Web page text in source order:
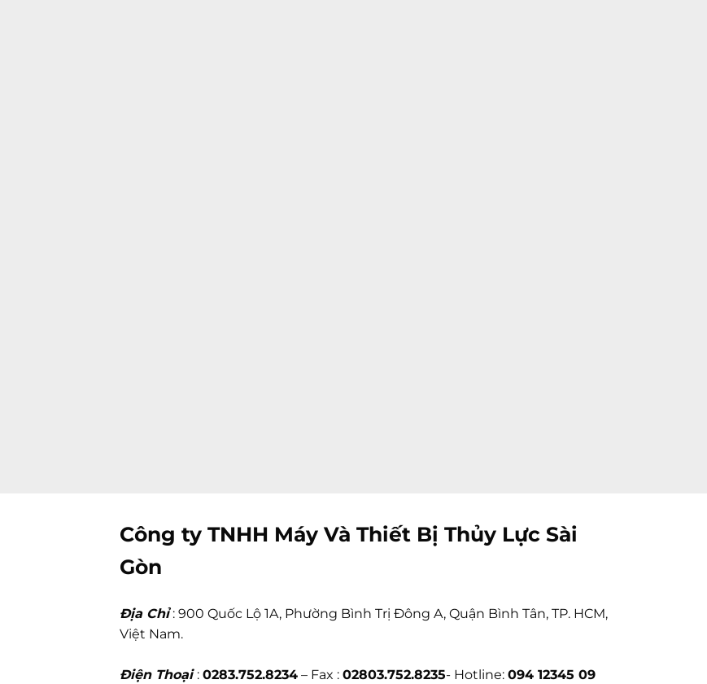
Công ty TNHH Máy Và Thiết Bị Thủy Lực Sài
Gòn
Địa Chỉ: 900 Quốc Lộ 1A, Phường Bình Trị Đông A, Quận Bình Tân, TP. HCM,
Việt Nam.
Điện Thoại : 0283.752.8234 – Fax : 02803.752.8235- Hotline: 094 12345 09